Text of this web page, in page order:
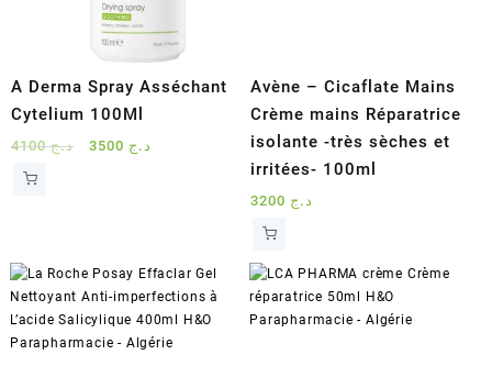
A Derma Spray Asséchant
Cytelium 100Ml
د.ج4100
Le
د.ج
Avène – Cicaflate Mains
Crème mains Réparatrice
isolante -très sèches et
irritées- 100ml
د.ج